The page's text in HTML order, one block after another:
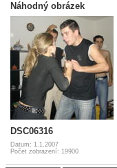
Náhodný obrázek
DSC06316
Datum: 1.1.2007
Počet zobrazení: 19900